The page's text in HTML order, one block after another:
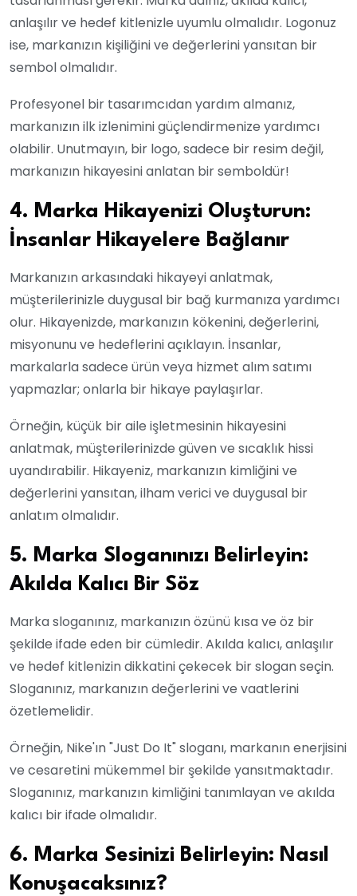
anlaşılır ve hedef kitlenizle uyumlu olmalıdır. Logonuz
ise, markanızın kişiliğini ve değerlerini yansıtan bir
sembol olmalıdır.
Profesyonel bir tasarımcıdan yardım almanız,
markanızın ilk izlenimini güçlendirmenize yardımcı
olabilir. Unutmayın, bir logo, sadece bir resim değil,
markanızın hikayesini anlatan bir semboldür!
4. Marka Hikayenizi Oluşturun:
İnsanlar Hikayelere Bağlanır
Markanızın arkasındaki hikayeyi anlatmak,
müşterilerinizle duygusal bir bağ kurmanıza yardımcı
olur. Hikayenizde, markanızın kökenini, değerlerini,
misyonunu ve hedeflerini açıklayın. İnsanlar,
markalarla sadece ürün veya hizmet alım satımı
yapmazlar; onlarla bir hikaye paylaşırlar.
Örneğin, küçük bir aile işletmesinin hikayesini
anlatmak, müşterilerinizde güven ve sıcaklık hissi
uyandırabilir. Hikayeniz, markanızın kimliğini ve
değerlerini yansıtan, ilham verici ve duygusal bir
anlatım olmalıdır.
5. Marka Sloganınızı Belirleyin:
Akılda Kalıcı Bir Söz
Marka sloganınız, markanızın özünü kısa ve öz bir
şekilde ifade eden bir cümledir. Akılda kalıcı, anlaşılır
ve hedef kitlenizin dikkatini çekecek bir slogan seçin.
Sloganınız, markanızın değerlerini ve vaatlerini
özetlemelidir.
Örneğin, Nike'ın "Just Do It" sloganı, markanın enerjisini
ve cesaretini mükemmel bir şekilde yansıtmaktadır.
Sloganınız, markanızın kimliğini tanımlayan ve akılda
kalıcı bir ifade olmalıdır.
6. Marka Sesinizi Belirleyin: Nasıl
Konuşacaksınız?